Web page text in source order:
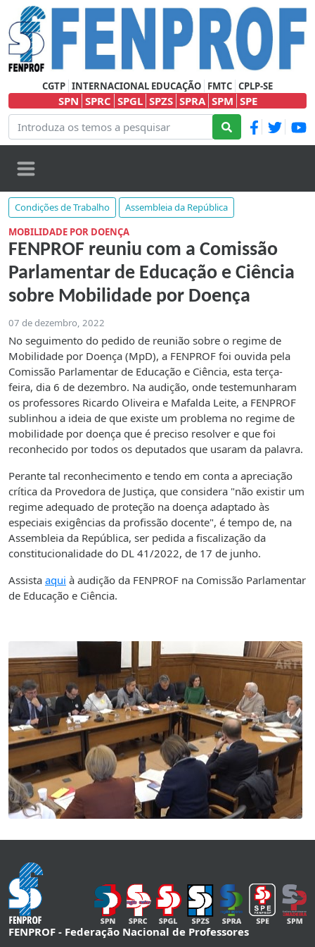
CGTP INTERNACIONAL EDUCAÇÃO FMTC CPLP-SE
SPN SPRC SPGL SPZS SPRA SPM SPE
Condições de Trabalho
Assembleia da República
MOBILIDADE POR DOENÇA
FENPROF reuniu com a Comissão
Parlamentar de Educação e Ciência
sobre Mobilidade por Doença
07 de dezembro, 2022
No seguimento do pedido de reunião sobre o regime de
Mobilidade por Doença (MpD), a FENPROF foi ouvida pela
Comissão Parlamentar de Educação e Ciência, esta terça-
feira, dia 6 de dezembro. Na audição, onde testemunharam
os professores Ricardo Oliveira e Mafalda Leite, a FENPROF
sublinhou a ideia de que existe um problema no regime de
mobilidade por doença que é preciso resolver e que foi
reconhecido por todos os deputados que usaram da palavra.
Perante tal reconhecimento e tendo em conta a apreciação
crítica da Provedora de Justiça, que considera "não existir um
regime adequado de proteção na doença adaptado às
especiais exigências da profissão docente", é tempo de, na
Assembleia da República, ser pedida a fiscalização da
constitucionalidade do DL 41/2022, de 17 de junho.
Assista aqui à audição da FENPROF na Comissão Parlamentar
de Educação e Ciência.
FENPROF - Federação Nacional de Professores